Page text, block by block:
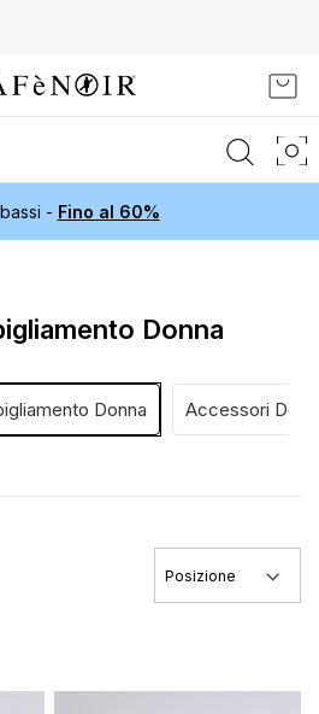
- Fino al 60%
Donna
Donna Accessori